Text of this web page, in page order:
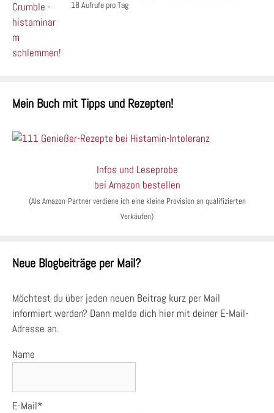
18 Aufrufe pro Tag
Mein Buch mit Tipps und Rezepten!
Infos und Leseprobe
bei Amazon bestellen
(Als Amazon-Partner verdiene ich eine kleine Provision an qualifizierten
Verkäufen)
Neue Blogbeiträge per Mail?
Möchtest du über jeden neuen Beitrag kurz per Mail
informiert werden? Dann melde dich hier mit deiner E-Mail-
Adresse an.
Name
E-Mail*